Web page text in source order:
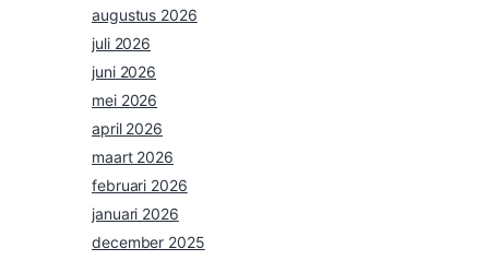
augustus 2026
juli 2026
juni 2026
mei 2026
april 2026
maart 2026
februari 2026
januari 2026
december 2025